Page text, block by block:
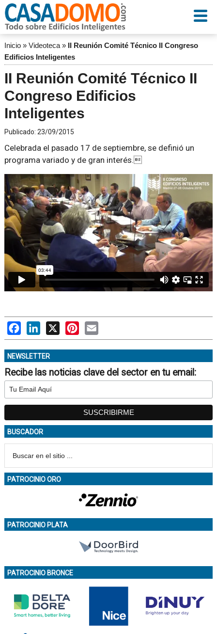
Inicio» Videoteca» II Reunión Comité Técnico II Congreso
Edificios Inteligentes
II Reunión Comité Técnico II
Congreso Edificios
Inteligentes
Publicado: 23/09/2015
Celebrada el pasado 17 de septiembre, se definió un
programa variado y de gran interés.
FacebookLinkedIn
X PinterestEmail
NEWSLETTER
Recibe las noticias clave del sector en tu email:
BUSCADOR
PATROCINIO ORO
PATROCINIO PLATA
PATROCINIO BRONCE